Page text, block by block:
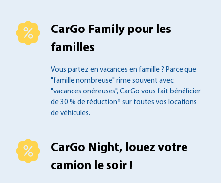
CarGo Family pour les
familles
Vous partez en vacances en famille ? Parce que
"famille nombreuse" rime souvent avec
"vacances onéreuses", CarGo vous fait bénéficier
de 30 % de réduction* sur toutes vos locations
de véhicules.
CarGo Night, louez votre
camion le soir !